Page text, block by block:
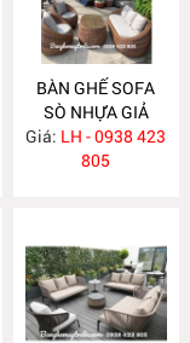
BÀN GHẾ SOFA
SÒ NHỰA GIẢ
MÂY NGOÀI TRỜI
GIÁ RẺ NH240
Giá: LH - 0938 423
805